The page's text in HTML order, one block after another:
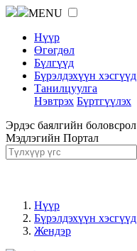
MENU
Нүүр
Өгөгдөл
Бүлгүүд
Бүрэлдэхүүн хэсгүүд
Танилцуулга
Нэвтрэх Бүртгүүлэх
Эрдэс баялгийн боловсрол
Мэдлэгийн Портал
Нүүр
Бүрэлдэхүүн хэсгүүд
Жендэр